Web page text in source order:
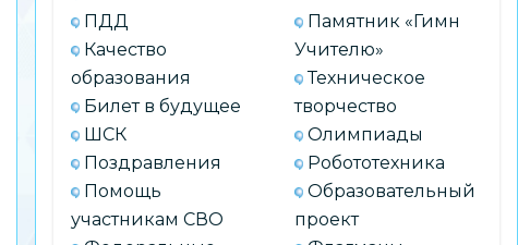
ПДД
Качество
образования
Билет в будущее
ШСК
Поздравления
Помощь
участникам СВО
Памятник «Гимн
Учителю»
Техническое
творчество
Олимпиады
Робототехника
Образовательный
проект